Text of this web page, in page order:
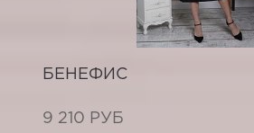
БЕНЕФИС
9 210 РУБ